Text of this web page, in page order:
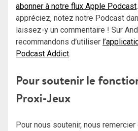
abonner à notre flux Apple Podcast
appréciez, notez notre Podcast
laissez-y un commentaire ! Sur
recommandons d’utiliser
Podcast Addict.
Pour soutenir le
Proxi-Jeux
Pour nous soutenir, nous remercier